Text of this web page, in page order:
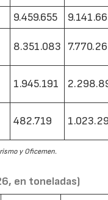
9.459.655
8.351.083
1.945.191
482.719
y Oficemen.
en toneladas)